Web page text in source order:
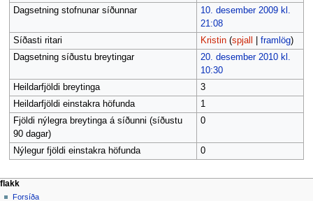
Dagsetning stofnunar síðunnar
10. desember 2009 kl.
21:08
Síðasti ritari
Kristin (spjall framlög)
Dagsetning síðustu breytingar
20. desember 2010 kl.
10:30
Heildarfjöldi breytinga
3
Heildarfjöldi einstakra höfunda
1
Fjöldi nýlegra breytinga á síðunni (síðustu
90 dagar)
0
Nýlegur fjöldi einstakra höfunda 0
F
aðgerðir síðu
síða
persónuleg verkfæri
búa
flakk
Forsíða